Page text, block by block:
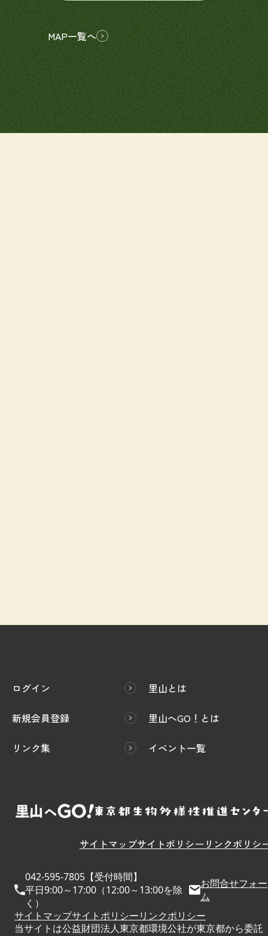
MAP一覧へ
ログイン
新規会員登録
リンク集
里山とは
里山へGO！とは
イベント一覧
サイトマップサイトポリシー リンクポリシ
042-595-7805【受付時間】
平日9:00～17:00（12:00～13:00を除
く）
お問合せフォー
ム
サイトマップサイトポリシーリンクポリシー
当サイトは公益財団法人東京都環境公社が東京都から委託